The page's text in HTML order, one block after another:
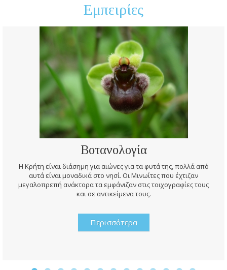
Εμπειρίες
Βοτανολογία
Η Κρήτη είναι διάσημη για αιώνες για τα φυτά της, πολλά από
αυτά είναι μοναδικά στο νησί. Οι Μινωίτες που έχτιζαν
μεγαλοπρεπή ανάκτορα τα εμφάνιζαν στις τοιχογραφίες τους
και σε αντικείμενα τους.
Περισσότερα